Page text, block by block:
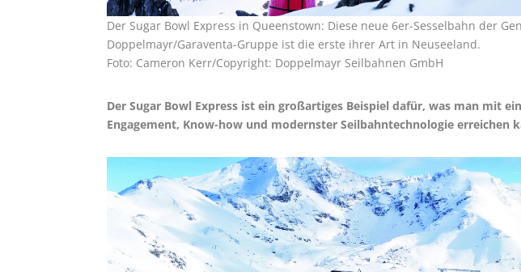
Der Sugar Bowl Express in Queenstown: Diese neue 6er-Sesselbahn der
Doppelmayr/Garaventa-Gruppe ist die erste ihrer Art in Neuseeland.
Foto: Cameron Kerr/Copyright: Doppelmayr Seilbahnen GmbH
Der Sugar Bowl Express ist ein großartiges Beispiel dafür, was man mit
Engagement, Know-how und modernster Seilbahntechnologie erreichen